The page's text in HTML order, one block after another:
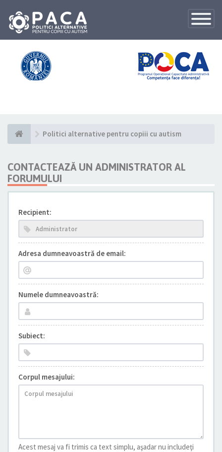
Toggle
Politici alternative pentru copiii cu autism
CONTACTEAZĂ UN ADMINISTRATOR AL
FORUMULUI
Recipient:
Adresa dumneavoastră de email:
Numele dumneavoastră:
Subiect:
Corpul mesajului:
Acest mesaj va fi trimis ca text simplu, aşadar nu includeţi